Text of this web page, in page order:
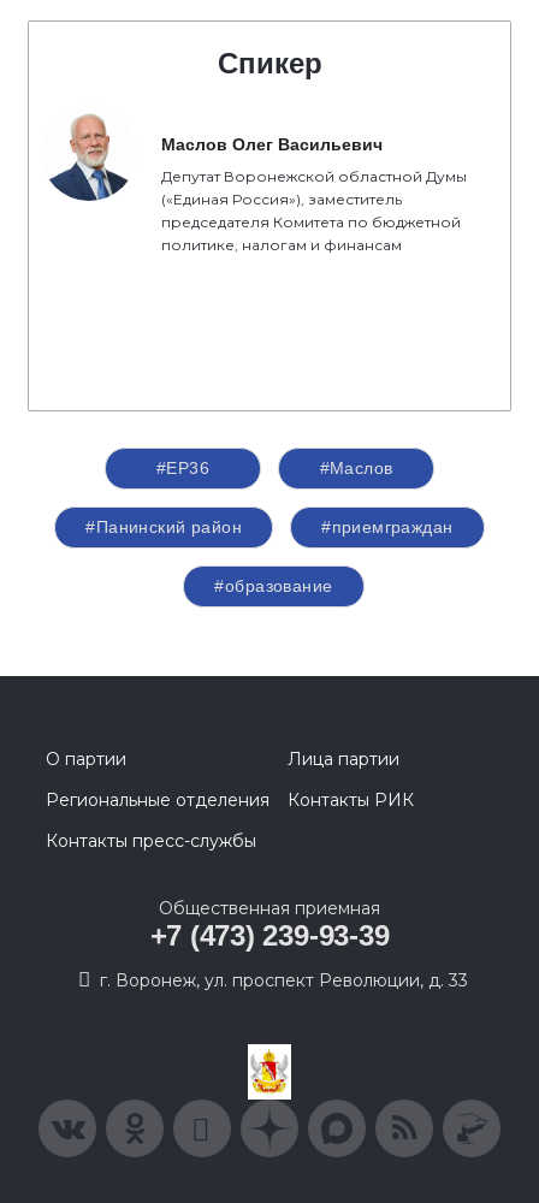
Спикер
Маслов Олег Васильевич
Депутат Воронежской областной Думы
(«Единая Россия»), заместитель
председателя Комитета по бюджетной
политике, налогам и финансам
#ЕР36 #Маслов
#Панинский район #приемграждан
#образование
О партии
Лица партии
Региональные отделения
Контакты РИК
Контакты пресс-службы
Общественная приемная
+7 (473) 239-93-39
г. Воронеж, ул. проспект Революции, д. 33